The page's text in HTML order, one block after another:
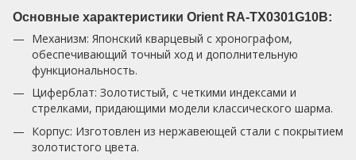
Основные характеристики Orient RA-TX0301G10B:
Механизм: Японский кварцевый с хронографом,
обеспечивающий точный ход и дополнительную
функциональность.
Циферблат: Золотистый, с четкими индексами и
стрелками, придающими модели классического шарма.
Корпус: Изготовлен из нержавеющей стали с покрытием
золотистого цвета.